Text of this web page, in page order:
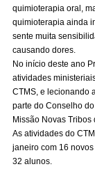
quimioterapia oral,
quimioterapia ainda
sente muita
causando dores.
No início deste ano
atividades
CTMS, e lecionando
parte do Conselho
Missão Novas Tribos
As atividades do
janeiro com 16
32 alunos.